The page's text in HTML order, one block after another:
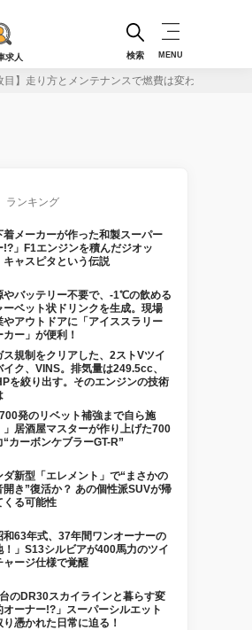
求人 検索 MENU
目】走り方とメンテナンスで燃費は変わる！ 燃
ランキング
着メーカーが作った和製スーパー
!?」F1エンジンを積んだジオッ
キャスピタという伝説
やバッテリー不要で、-1℃の飲める
ーベット状ドリンクを生成。現場
やアウトドアに「アイススラリー
カー」が便利！
ス規制をクリアした、2ストVツイ
イク、VINS。排気量は249.5cc、
を絞り出す。そのエンジンの技術
発のリベット補強まで自ら施
」居酒屋マスターが作り上げた700
“カーボンケブラーGT-R”
ダ新型「エレメント」で“まさかの
開き”復活か？ あの個性派SUVが帰
くる可能性
和63年式、37年間ワンオーナーの
！」S13シルビアが400馬力のツイ
ャージ仕様で覚醒
台のDR30スカイラインと暮らす変
オーナー!?」スーパーシルエット
り憑かれた日常に迫る！